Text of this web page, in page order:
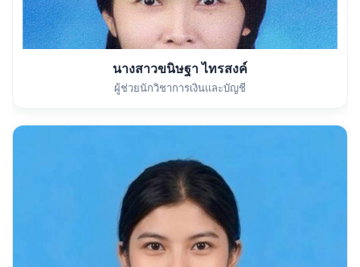
นางสาวขนิษฐา ไทรสงค์
ผู้ช่วยนักวิชาการเงินและบัญชี